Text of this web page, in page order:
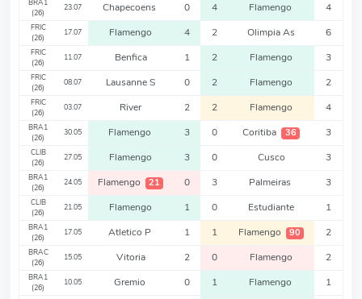
BRA1
(26)
23.07 Chapecoens 0 4 Flamengo 4
FRIC
(26)
17.07 Flamengo 4 2 Olimpia As 6
FRIC
(26)
11.07 Benfica 1 2 Flamengo 3
FRIC
(26)
08.07 Lausanne S 0 2 Flamengo 2
FRIC
(26)
03.07 River 2 2 Flamengo 4
BRA1
(26)
30.05 Flamengo 3 0 Coritiba 36 3
CLIB
(26)
27.05 Flamengo 3 0 Cusco 3
BRA1
(26)
24.05 Flamengo 21 0 3 Palmeiras 3
CLIB
(26)
21.05 Flamengo 1 0 Estudiante 1
BRA1
(26)
17.05 Atletico P 1 1 Flamengo 90 2
BRAC
(26)
15.05 Vitoria 2 0 Flamengo 2
BRA1
(26)
10.05 Gremio 0 1 Flamengo 1